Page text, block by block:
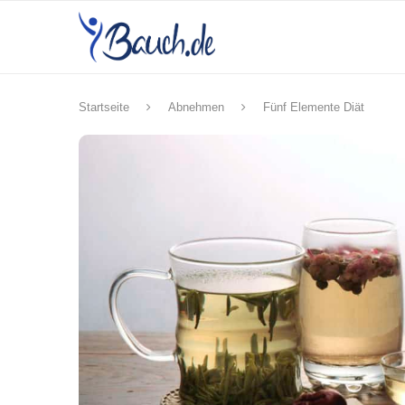
Startseite Abnehmen Fünf Elemente Diät